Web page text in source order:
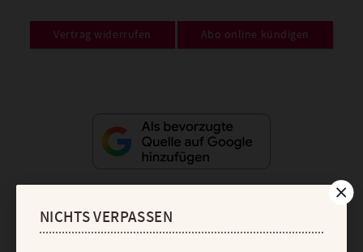
Vertrag widerrufen Abo online kündigen
NICHTS VERPASSEN